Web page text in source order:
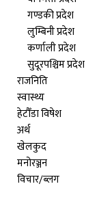
गण्डकी प्रदेश
लुम्बिनी प्रदेश
कर्णाली प्रदेश
सुदूरपश्चिम प्रदेश
राजनिति
स्वास्थ्य
हेटौँडा विषेश
अर्थ
खेलकुद
मनोरञ्जन
विचार/ब्लग